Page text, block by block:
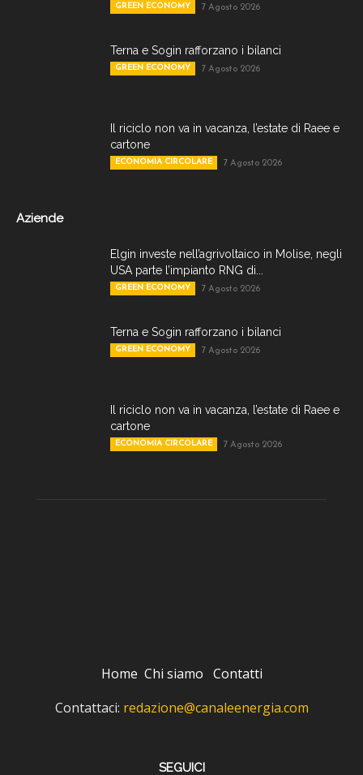
GREEN ECONOMY 7 Agosto 2026
Terna e Sogin rafforzano i bilanci
GREEN ECONOMY 7 Agosto 2026
Il riciclo non va in vacanza, l’estate di Raee e
cartone
ECONOMIA CIRCOLARE 7 Agosto 2026
Aziende
Elgin investe nell’agrivoltaico in Molise, negli
USA parte l’impianto RNG di...
GREEN ECONOMY 7 Agosto 2026
Terna e Sogin rafforzano i bilanci
GREEN ECONOMY 7 Agosto 2026
Il riciclo non va in vacanza, l’estate di Raee e
cartone
ECONOMIA CIRCOLARE 7 Agosto 2026
Home Chi siamo Contatti
Contattaci: redazione@canaleenergia.com
SEGUICI